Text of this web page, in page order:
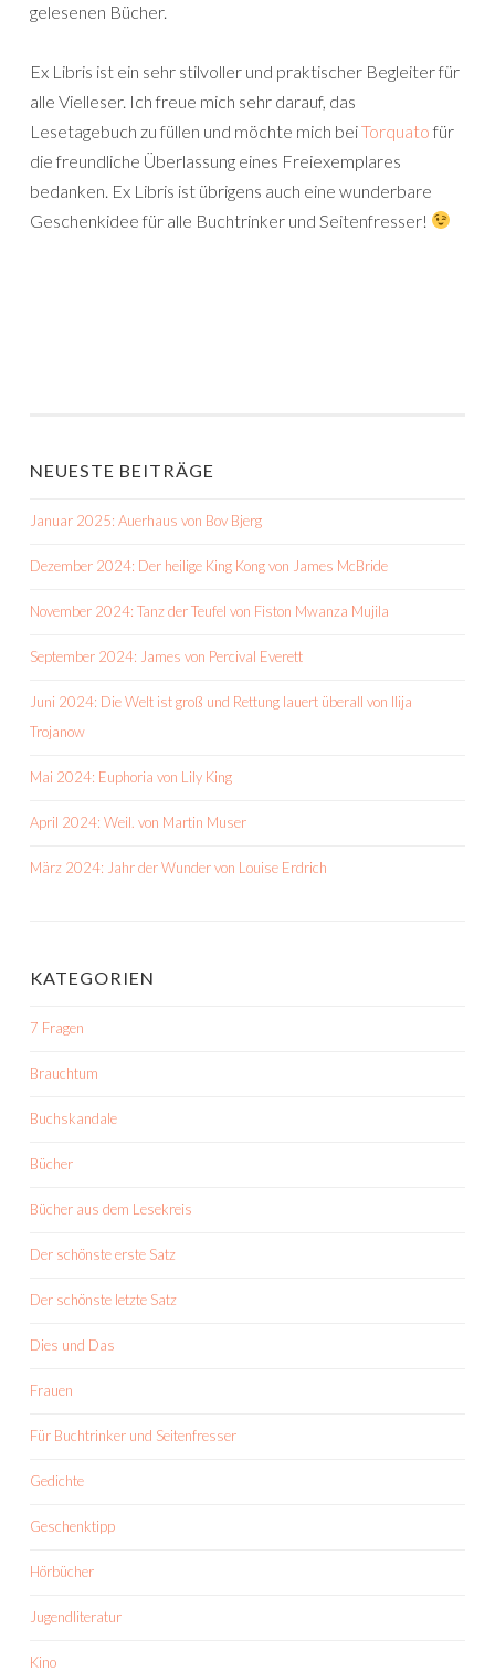
gelesenen Bücher.
Ex Libris ist ein sehr stilvoller und praktischer Begleiter für
alle Vielleser. Ich freue mich sehr darauf, das
Lesetagebuch zu füllen und möchte mich beiTorquato für
die freundliche Überlassung eines Freiexemplares
bedanken. Ex Libris ist übrigens auch eine wunderbare
Geschenkidee für alle Buchtrinker und Seitenfresser!
NEUESTE BEITRÄGE
Januar 2025: Auerhaus von Bov Bjerg
Dezember 2024: Der heilige King Kong von James McBride
November 2024: Tanz der Teufel von Fiston Mwanza Mujila
September 2024: James von Percival Everett
Juni 2024: Die Welt ist groß und Rettung lauert überall von Ilija
Trojanow
Mai 2024: Euphoria von Lily King
April 2024: Weil. von Martin Muser
März 2024: Jahr der Wunder von Louise Erdrich
KATEGORIEN
7 Fragen
Brauchtum
Buchskandale
Bücher
Bücher aus dem Lesekreis
Der schönste erste Satz
Der schönste letzte Satz
Dies und Das
Frauen
Für Buchtrinker und Seitenfresser
Gedichte
Geschenktipp
Hörbücher
Jugendliteratur
Kino